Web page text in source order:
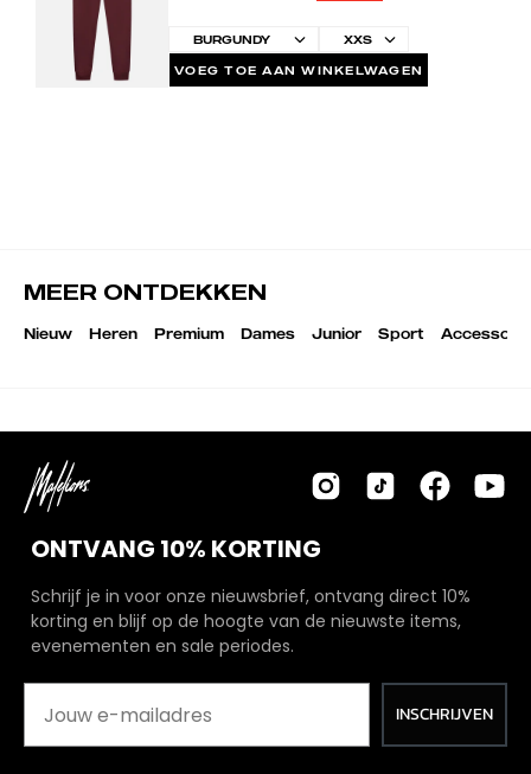
VOEG TOE AAN WINKELWAGEN
MEER ONTDEKKEN
Nieuw Heren Premium Dames Junior Sport
ONTVANG 10% KORTING
Schrijf je in voor onze nieuwsbrief, ontvang direct 10%
korting en blijf op de hoogte van de nieuwste items,
evenementen en sale periodes.
INSCHRIJVEN